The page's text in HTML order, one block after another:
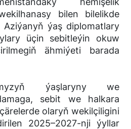
bilen bilelikde
Aziýanyň ýaş diplomatlary
üçin sebitleýin okuw
ähmiýeti barada
ýaşlaryny we
sebit we halkara
olaryň wekilçiligini
2025–2027-nji ýyllar